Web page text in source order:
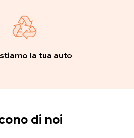
la tua auto
di noi